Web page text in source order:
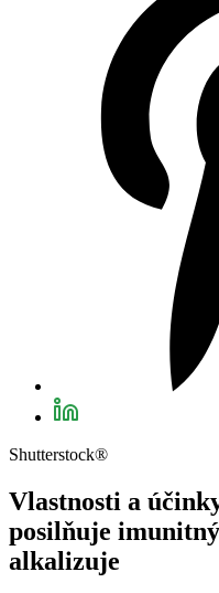
Shutterstock®
Vlastnosti a
posilňuje
alkalizuje